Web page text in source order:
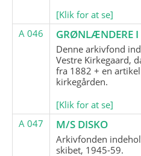
[Klik for at se]
A 046
GRØNLÆNDERE
Denne arkivfond
Vestre Kirkegaard,
fra 1882 + en
kirkegården.
[Klik for at se]
A 047
M/S DISKO
Arkivfonden
skibet, 1945-59.